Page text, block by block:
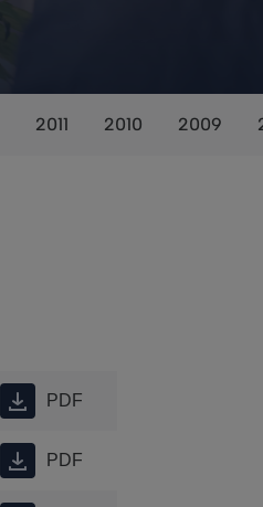
2011 2010 2009
PDF
PDF